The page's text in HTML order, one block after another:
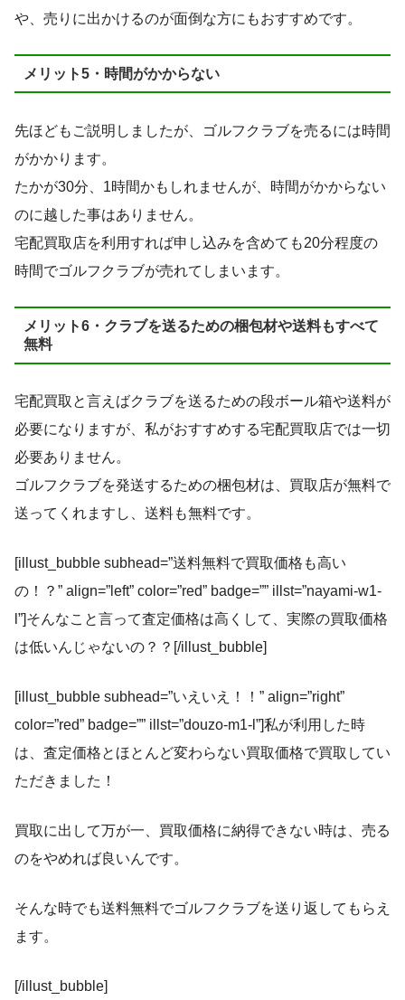
や、売りに出かけるのが面倒な方にもおすすめです。
メリット5・時間がかからない
先ほどもご説明しましたが、ゴルフクラブを売るには時間
がかかります。
たかが30分、1時間かもしれませんが、時間がかからない
のに越した事はありません。
宅配買取店を利用すれば申し込みを含めても20分程度の
時間でゴルフクラブが売れてしまいます。
メリット6・クラブを送るための梱包材や送料もすべて
無料
宅配買取と言えばクラブを送るための段ボール箱や送料が
必要になりますが、私がおすすめする宅配買取店では一切
必要ありません。
ゴルフクラブを発送するための梱包材は、買取店が無料で
送ってくれますし、送料も無料です。
[illust_bubble subhead=”送料無料で買取価格も高い
の！？” align=”left” color=”red” badge=”” illst=”nayami-w1-
l”]そんなこと言って査定価格は高くして、実際の買取価格
は低いんじゃないの？？[/illust_bubble]
[illust_bubble subhead=”いえいえ！！” align=”right”
color=”red” badge=”” illst=”douzo-m1-l”]私が利用した時
は、査定価格とほとんど変わらない買取価格で買取してい
ただきました！
買取に出して万が一、買取価格に納得できない時は、売る
のをやめれば良いんです。
そんな時でも送料無料でゴルフクラブを送り返してもらえ
ます。
[/illust_bubble]